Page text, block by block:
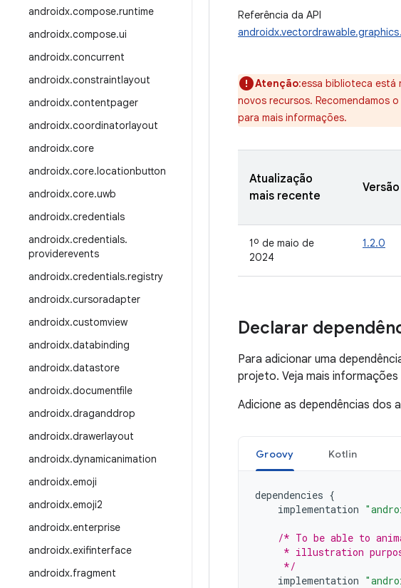
androidx.compose.runtime
androidx.compose.ui
androidx.concurrent
androidx.constraintlayout
androidx.contentpager
androidx.coordinatorlayout
androidx.core
androidx.core.locationbutton
androidx.core.uwb
androidx.credentials
androidx.credentials.
providerevents
androidx.credentials.registry
androidx.cursoradapter
androidx.customview
androidx.databinding
androidx.datastore
androidx.documentfile
androidx.draganddrop
androidx.drawerlayout
androidx.dynamicanimation
androidx.emoji
androidx.emoji2
androidx.enterprise
androidx.exifinterface
androidx.fragment
Referência da API
Atenção:essa biblioteca está
novos recursos. Recomendamos
para mais informações.
Atualização
mais recente
1º de maio de
2024
1.2.0
Declarar
Para adicionar uma
projeto. Veja mais informações
Adicione as dependências
Groovy Kotlin
dependencies {
implementation
/* To be able to
* illustration
     */
implementation